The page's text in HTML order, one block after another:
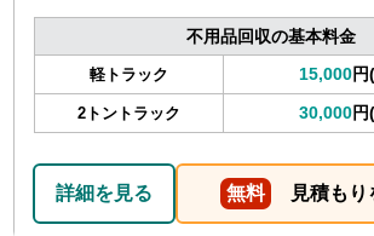
不用品回収の基本料金
軽トラック 15,000
2トントラック 30,000
詳細を見る 無料 見積もり